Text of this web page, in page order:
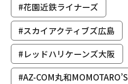
#花園近鉄ライナーズ
#スカイアクティブズ広島
#レッドハリケーンズ大阪
#AZ-COM丸和MOMOTARO’S